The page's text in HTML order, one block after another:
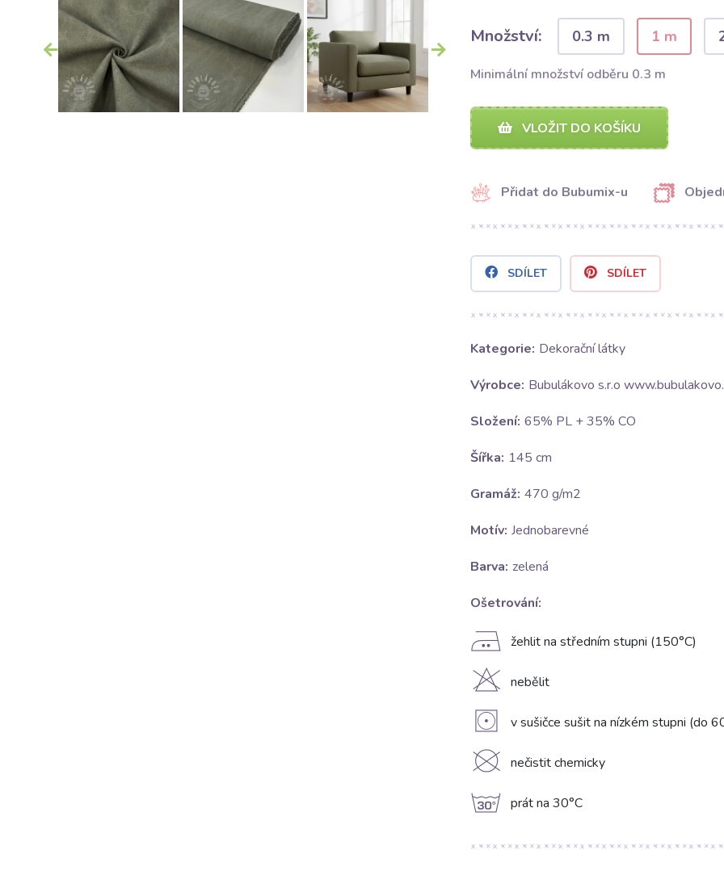
Množství: 0.3 m 1 m
Minimální množství odběru 0.3 m
VLOŽIT DO KOŠÍKU
Přidat do Bubumix-u
SDÍLET SDÍLET
Kategorie: Dekorační látky
Výrobce: Bubulákovo s.r.o
Složení: 65% PL + 35% CO
Šířka: 145 cm
Gramáž: 470 g/m2
Motív: Jednobarevné
Barva: zelená
Ošetrování:
E žehlit na středním stupni (150°C)
H nebělit
V v sušičce sušit na nízkém stupni (do
K nečistit chemicky
g prát na 30°C